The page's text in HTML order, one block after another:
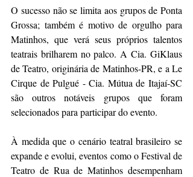
O sucesso não se limita aos grupos de Ponta
Grossa; também é motivo de orgulho para
Matinhos, que verá seus próprios talentos
teatrais brilharem no palco. A Cia. GiKlaus
de Teatro, originária de Matinhos-PR, e a Le
Cirque de Pulgué - Cia. Mútua de Itajaí-SC
são outros notáveis grupos que foram
selecionados para participar do evento.
À medida que o cenário teatral brasileiro se
expande e evolui, eventos como o Festival de
Teatro de Rua de Matinhos desempenham